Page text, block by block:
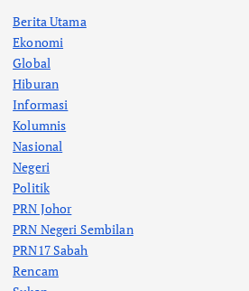
Berita Utama
Ekonomi
Global
Hiburan
Informasi
Kolumnis
Nasional
Negeri
Politik
PRN Johor
PRN Negeri Sembilan
PRN17 Sabah
Rencam